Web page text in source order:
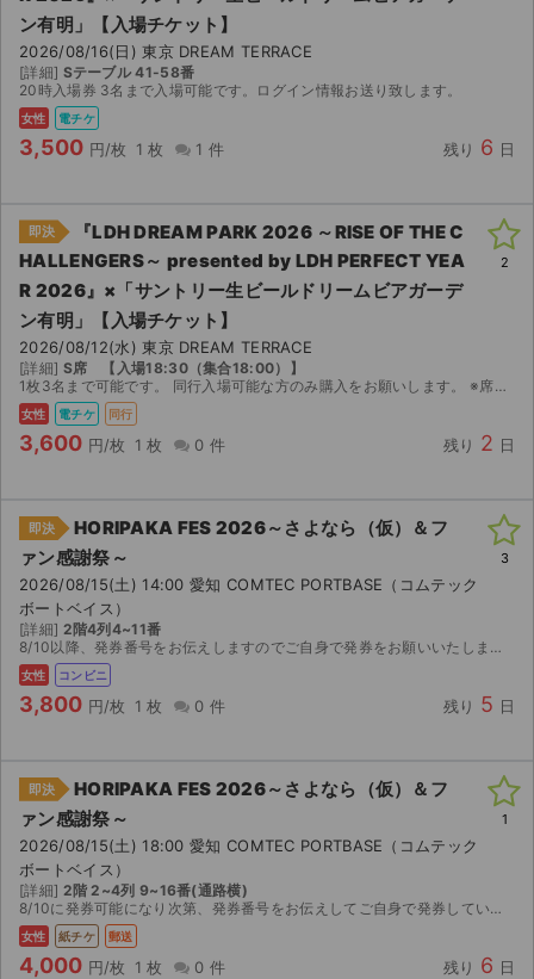
ン有明」【入場チケット】
2026/08/16(日) 東京 DREAM TERRACE
[詳細] Sテーブル 41-58番
20時入場券 3名まで入場可能です。ログイン情報お送り致します。
女性 電チケ
3,500 円/枚 1 枚 1 件 残り 6 日
即決
『LDH DREAM PARK 2026 ～RISE OF THE C
HALLENGERS～ presented by LDH PERFECT YEA
R 2026』×「サントリー⽣ビールドリームビアガーデ
ン有明」【入場チケット】
2026/08/12(水) 東京 DREAM TERRACE
[詳細] S席 【入場18:30（集合18:00）】
1枚3名まで可能です。 同行入場可能な方のみ購入をお願いします。 ※席は別になります。 入場開始18:30【集合18:00】 イベント中止で運営側から返金対応があった場合のみ返金可能です。...
女性 電チケ 同行
3,600 円/枚 1 枚 0 件 残り 2 日
2
即決
HORIPAKA FES 2026～さよなら（仮）＆フ
ァン感謝祭～
2026/08/15(土) 14:00 愛知 COMTEC PORTBASE（コムテック
ボートベイス）
[詳細] 2階4列4~11番
8/10以降、発券番号をお伝えしますのでご自身で発券をお願いいたします。
女性 コンビニ
3,800 円/枚 1 枚 0 件 残り 5 日
3
即決
HORIPAKA FES 2026～さよなら（仮）＆フ
ァン感謝祭～
2026/08/15(土) 18:00 愛知 COMTEC PORTBASE（コムテック
ボートベイス）
[詳細] 2階 2~4列 9~16番(通路横)
8/10に発券可能になり次第、発券番号をお伝えしてご自身で発券していただきます。 公演中止以外の返金不可。
女性 紙チケ 郵送
4,000 円/枚 1 枚 0 件 残り 6 日
1